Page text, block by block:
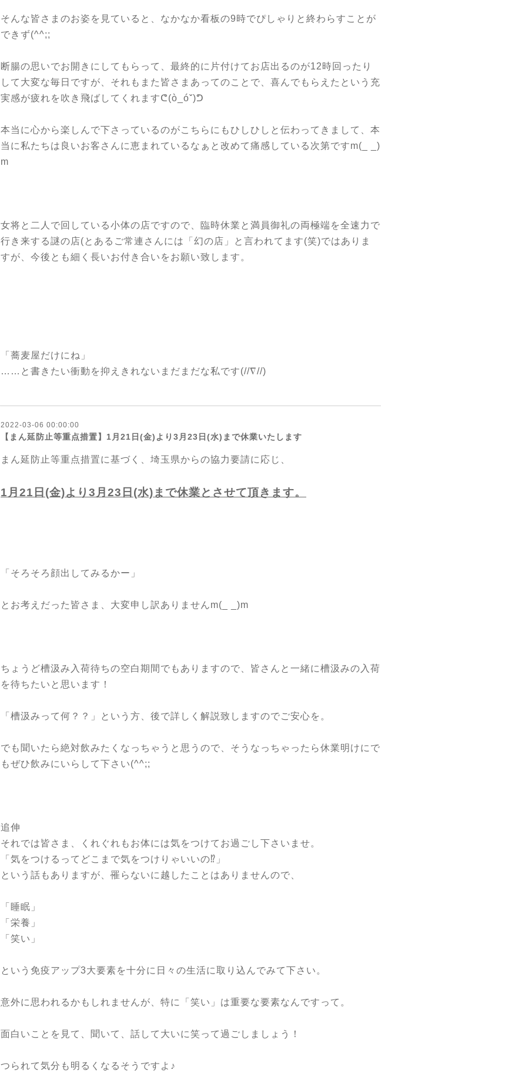
そんな皆さまのお姿を見ていると、なかなか看板の9時でぴしゃりと終わらすことが
できず(^^;;
断腸の思いでお開きにしてもらって、最終的に片付けてお店出るのが12時回ったり
して大変な毎日ですが、それもまた皆さまあってのことで、喜んでもらえたという充
実感が疲れを吹き飛ばしてくれますᕦ(ò_óˇ)ᕤ
本当に心から楽しんで下さっているのがこちらにもひしひしと伝わってきまして、本
当に私たちは良いお客さんに恵まれているなぁと改めて痛感している次第ですm(_ _)
m
女将と二人で回している小体の店ですので、臨時休業と満員御礼の両極端を全速力で
行き来する謎の店(とあるご常連さんには「幻の店」と言われてます(笑)ではありま
すが、今後とも細く長いお付き合いをお願い致します。
「蕎麦屋だけにね」
……と書きたい衝動を抑えきれないまだまだな私です(//∇//)
2022-03-06 00:00:00
【まん延防止等重点措置】1月21日(金)より3月23日(水)まで休業いたします
まん延防止等重点措置に基づく、埼玉県からの協力要請に応じ、
1月21日(金)より3月 23日(水) まで休業とさせて頂きます。
「そろそろ顔出してみるかー」
とお考えだった皆さま、大変申し訳ありませんm(_ _)m
ちょうど槽汲み入荷待ちの空白期間でもありますので、皆さんと一緒に槽汲みの入荷
を待ちたいと思います！
「槽汲みって何？？」という方、後で詳しく解説致しますのでご安心を。
でも聞いたら絶対飲みたくなっちゃうと思うので、そうなっちゃったら休業明けにで
もぜひ飲みにいらして下さい(^^;;
追伸
それでは皆さま、くれぐれもお体には気をつけてお過ごし下さいませ。
「気をつけるってどこまで気をつけりゃいいの⁉︎」
という話もありますが、罹らないに越したことはありませんので、
「睡眠」
「栄養」
「笑い」
という免疫アップ3大要素を十分に日々の生活に取り込んでみて下さい。
意外に思われるかもしれませんが、特に「笑い」は重要な要素なんですって。
面白いことを見て、聞いて、話して大いに笑って過ごしましょう！
つられて気分も明るくなるそうですよ♪